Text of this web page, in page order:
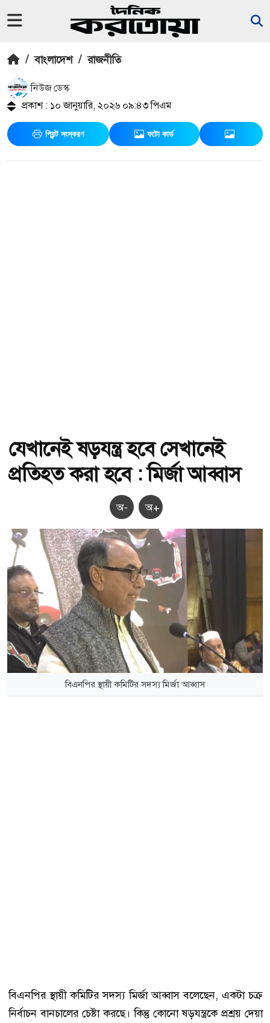
/ বাংলাদেশ / রাজনীতি
নিউজ ডেস্ক
প্রকাশ : ১০ জানুয়ারি, ২০২৬ ০৯:৪৩ পিএম
প্রিন্ট সংস্করণ ফটো কার্ড
যেখানেই ষড়যন্ত্র হবে সেখানেই
প্রতিহত করা হবে : মির্জা আব্বাস
অ- অ+
বিএনপির স্থায়ী কমিটির সদস্য মির্জা আব্বাস
বিএনপির স্থায়ী কমিটির সদস্য মির্জা আব্বাস বলেছেন, একটা চক্র
নির্বাচন বানচালের চেষ্টা করছে। কিন্তু কোনো ষড়যন্ত্রকে প্রশ্রয় দেয়া